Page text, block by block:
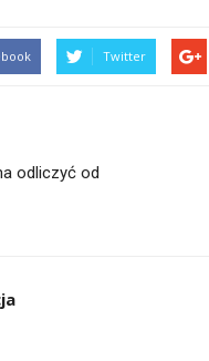
Twitter
odliczyć od